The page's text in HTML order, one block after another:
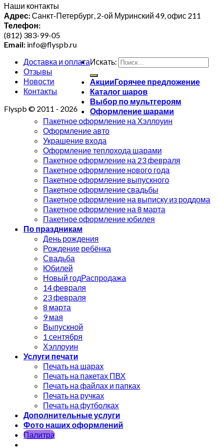
Наши контакты
Адрес:Санкт-Петербург, 2-ой Муринский 49, офис 211
Телефон:
(812) 383-99-05
Email: info@flyspb.ru
Доставка и оплата
Отзывы
Новости
Контакты
Flyspb © 2011 - 2026
Искать:
Акции
Каталог шаров
Выбор по мультгероям
Оформление шарами
Пакетное оформление на Хэллоуин
Оформление авто
Украшение входа
Оформление теплохода шарами
Пакетное оформление на 23 февраля
Пакетное оформление нового года
Пакетное оформление выпускного
Пакетное оформление свадьбы
Пакетное оформление на выписку из роддома
Пакетное оформление на 8 марта
Пакетное оформление юбилея
По праздникам
День рождения
Рождение ребёнка
Свадьба
Юбилей
Новый год
14 февраля
23 февраля
8 марта
9 мая
Выпускной
1 сентября
Хэллоуин
Услуги печати
Печать на шарах
Печать на пакетах ПВХ
Печать на файлах и папках
Печать на ручках
Печать на футболках
Дополнительные услуги
Фото наших оформлений
Палитра